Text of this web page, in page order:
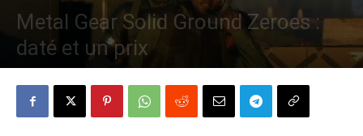
Metal Gear Solid Ground Zeroes :
daté et un prix